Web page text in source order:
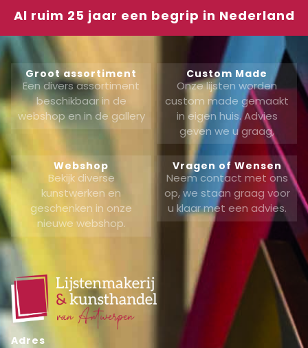
Al ruim 25 jaar een begrip in Nederland
Groot assortiment
Een divers assortiment
beschikbaar in de
webshop en in de gallery
Custom Made
Onze lijsten worden
custom made gemaakt
in eigen huis. Advies
geven we u graag,
Webshop
Bekijk diverse
kunstwerken en
geschenken in onze
nieuwe webshop.
Vragen of Wensen
Neem contact met ons
op, we staan graag voor
u klaar met een advies.
Adres